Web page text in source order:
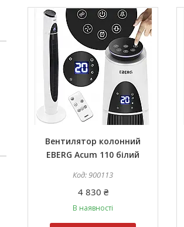
Вентилятор колонний
EBERG Acum 110 білий
900113
4 830 ₴
В наявності